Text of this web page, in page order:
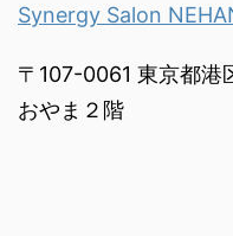
Synergy Salon
〒107-0061 東京都港
おやま２階